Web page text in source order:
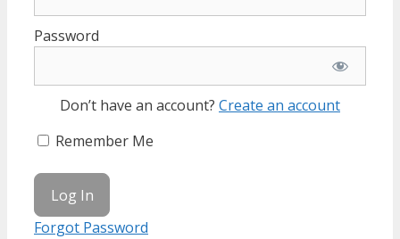
Password
Don’t have an account? Create an account
Remember Me
Forgot Password